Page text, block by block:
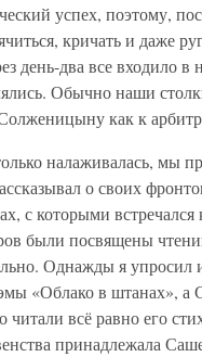
успех, поэтому,
кричать и даже
день-два все входило
Обычно наши
как к
налаживалась, мы
о своих
с которыми
были посвящены
Однажды я упросил
«Облако в штанах»,
всё равно его
принадлежала